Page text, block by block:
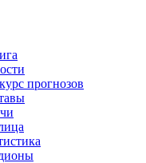
прогнозов